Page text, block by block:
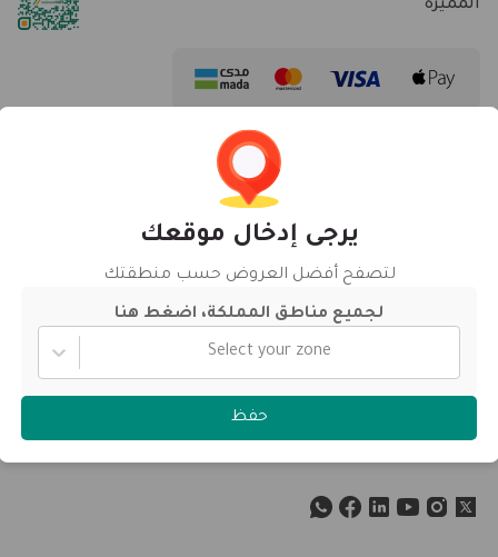
المميزة
يرجى إدخال موقعك
لتصفح أفضل العروض حسب منطقتك
لجميع مناطق المملكة، اضغط هنا
Select your zone
حفظ